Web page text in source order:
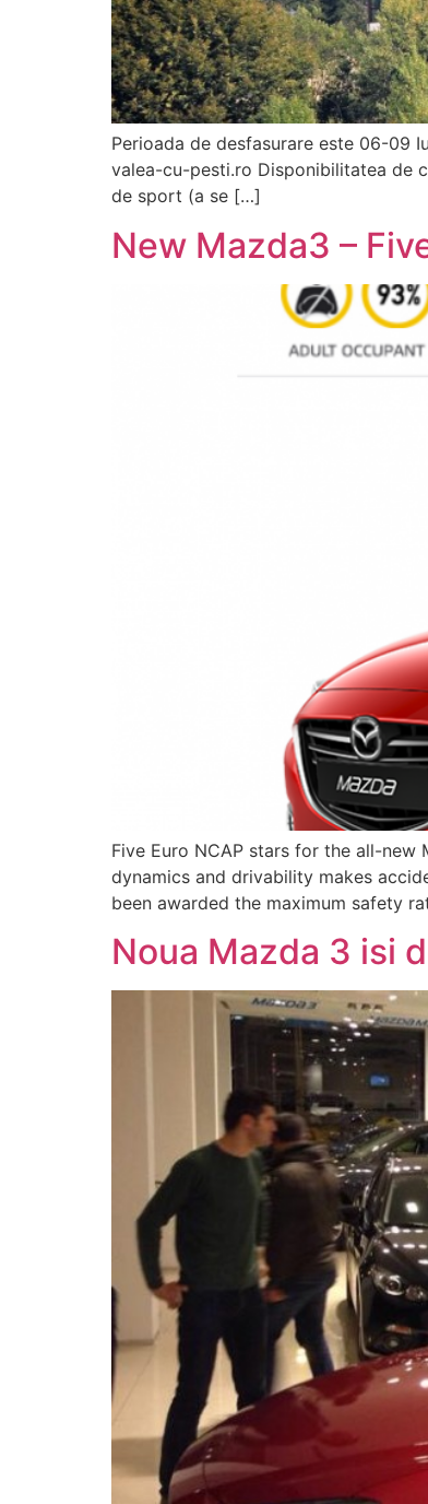
Perioada de desfasurare este 06-09
valea-cu-pesti.ro Disponibilitatea de
de sport (a se […]
New Mazda3 –
Five Euro NCAP stars for the all-new
dynamics and drivability makes
been awarded the maximum safety
Noua Mazda 3 isi